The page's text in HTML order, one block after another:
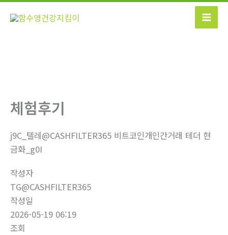
콘
체험후기
j9C_텔레@CASHFILTER365 비트코인개인간거래 테더 현
금화_g0I
작성자
TG@CASHFILTER365
작성일
2026-05-19 06:19
조회